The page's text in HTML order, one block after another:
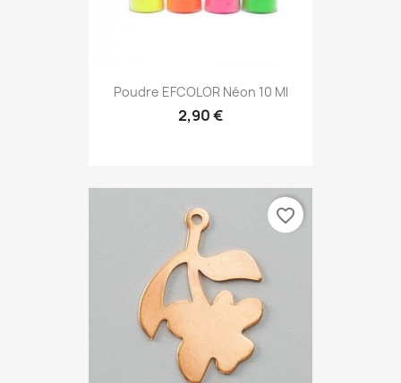
Poudre EFCOLOR Néon 10 Ml
2,90 €
favorite_border